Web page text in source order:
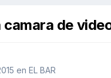
camara de
en EL BAR